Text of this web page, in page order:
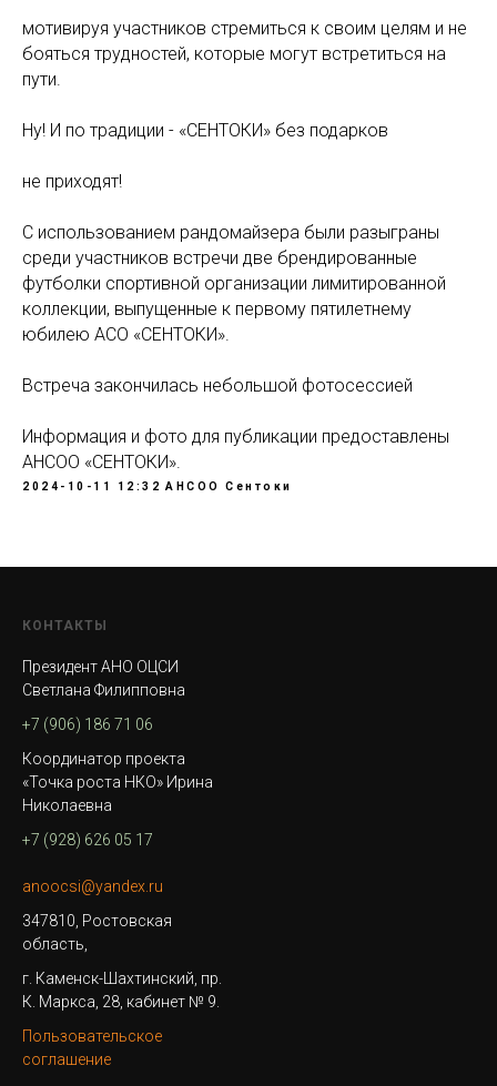
мотивируя участников стремиться к своим целям и не
бояться трудностей, которые могут встретиться на
пути.
Ну! И по традиции - «СЕНТОКИ» без подарков
не приходят!
С использованием рандомайзера были разыграны
среди участников встречи две брендированные
футболки спортивной организации лимитированной
коллекции, выпущенные к первому пятилетнему
юбилею АСО «СЕНТОКИ».
Встреча закончилась небольшой фотосессией
Информация и фото для публикации предоставлены
АНСОО «СЕНТОКИ».
2024-10-11 12:32 АНСОО Сентоки
КОНТАКТЫ
Президент АНО ОЦСИ
Светлана Филипповна
+7 (906) 186 71 06
Координатор проекта
«Точка роста НКО» Ирина
Николаевна
+7 (928) 626 05 17
anoocsi@yandex.ru
347810, Ростовская
область,
г. Каменск-Шахтинский, пр.
К. Маркса, 28, кабинет № 9.
Пользовательское
соглашение